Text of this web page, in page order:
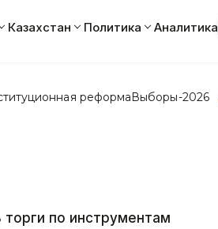
Казахстан Политика Аналитика
реформаВыборы-2026
по инструментам